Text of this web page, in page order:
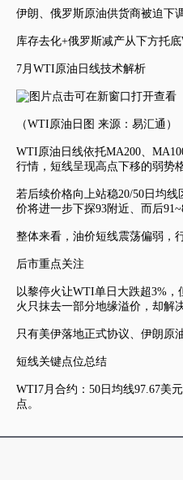
伊朗、俄罗斯原油供货商被迫下
库存去化+俄罗斯减产从下方托
7月WTI原油日线技术解析
（WTI原油日图 来源：易汇通）
WTI原油日线依托MA200、
行情，短线呈现高点下移的弱势
若后续价格向上站稳20/50日均
价将进一步下探93附近、而后
整体来看，油价短线震荡偏弱，
后市重点关注
以黎停火让WTI单日大跌超3%
火只抹去一部分地缘溢价，却解
只有美伊落地正式协议、伊朗原
短线关键点位总结
WTI7月合约：50日均线97.67美
点。